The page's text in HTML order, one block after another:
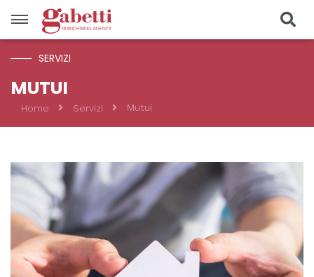
Prezzo
Tipologia
CERCA
SERVIZI
MUTUI
Home Servizi Mutui